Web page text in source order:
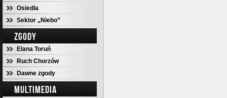
Osiedla
Sektor „Niebo”
ZGODY
Elana Toruń
Ruch Chorzów
Dawne zgody
MULTIMEDIA